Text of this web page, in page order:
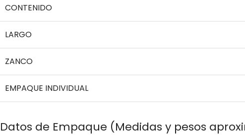
CONTENIDO
LARGO
ZANCO
EMPAQUE INDIVIDUAL
Datos de Empaque (Medidas y pesos